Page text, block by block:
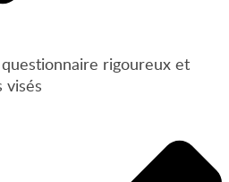
rigoureux et
visés